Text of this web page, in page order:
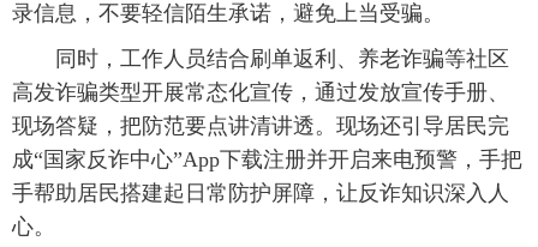
录信息，不要轻信陌生承诺，避免上当受骗。
同时，工作人员结合刷单返利、养老诈骗等社区
高发诈骗类型开展常态化宣传，通过发放宣传手册、
现场答疑，把防范要点讲清讲透。现场还引导居民完
成“国家反诈中心”App下载注册并开启来电预警，手把
手帮助居民搭建起日常防护屏障，让反诈知识深入人
心。